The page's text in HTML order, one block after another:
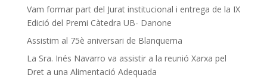
Vam formar part del Jurat institucional i entrega de la IX
Edició del Premi Càtedra UB- Danone
Assistim al 75è aniversari de Blanquerna
La Sra. Inés Navarro va assistir a la reunió Xarxa pel
Dret a una Alimentació Adequada